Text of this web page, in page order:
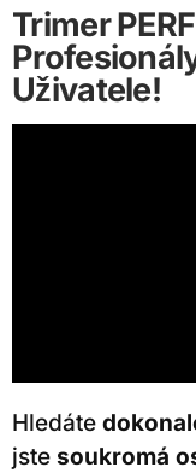
Trimer
Uživatele!
Hledáte
jste soukromá